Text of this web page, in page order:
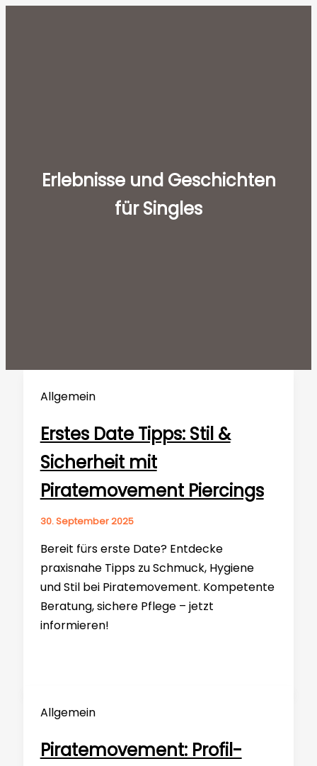
Erlebnisse und Geschichten
für Singles
Allgemein
Erstes Date Tipps: Stil &
Sicherheit mit
Piratemovement Piercings
30. September 2025
Bereit fürs erste Date? Entdecke
praxisnahe Tipps zu Schmuck, Hygiene
und Stil bei Piratemovement. Kompetente
Beratung, sichere Pflege – jetzt
informieren!
Allgemein
Piratemovement: Profil-